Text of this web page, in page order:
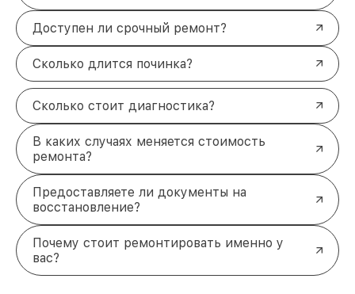
Доступен ли срочный ремонт?
Сколько длится починка?
Сколько стоит диагностика?
В каких случаях меняется стоимость
ремонта?
Предоставляете ли документы на
восстановление?
Почему стоит ремонтировать именно у
вас?